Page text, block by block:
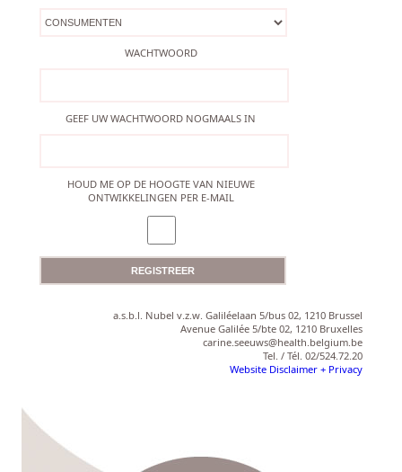
WACHTWOORD
GEEF UW WACHTWOORD NOGMAALS IN
HOUD ME OP DE HOOGTE VAN NIEUWE
ONTWIKKELINGEN PER E-MAIL
a.s.b.l. Nubel v.z.w. Galiléelaan 5/bus 02, 1210 Brussel
Avenue Galilée 5/bte 02, 1210 Bruxelles
carine.seeuws@health.belgium.be
Tel. / Tél. 02/524.72.20
Website Disclaimer + Privacy